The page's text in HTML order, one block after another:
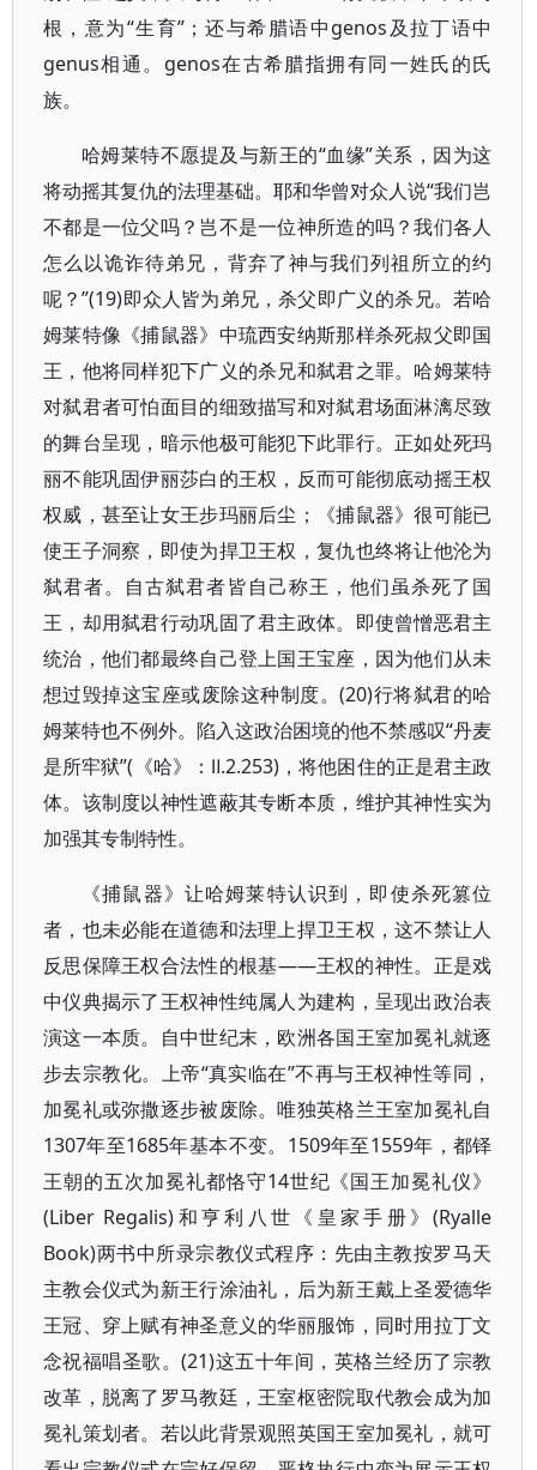
根，意为“生育”；还与希腊语中genos及拉丁语中
genus相通。genos在古希腊指拥有同一姓氏的氏
族。
哈姆莱特不愿提及与新王的“血缘”关系，因为这
将动摇其复仇的法理基础。耶和华曾对众人说“我们岂
不都是一位父吗？岂不是一位神所造的吗？我们各人
怎么以诡诈待弟兄，背弃了神与我们列祖所立的约
呢？”(19)即众人皆为弟兄，杀父即广义的杀兄。若哈
姆莱特像《捕鼠器》中琉西安纳斯那样杀死叔父即国
王，他将同样犯下广义的杀兄和弑君之罪。哈姆莱特
对弑君者可怕面目的细致描写和对弑君场面淋漓尽致
的舞台呈现，暗示他极可能犯下此罪行。正如处死玛
丽不能巩固伊丽莎白的王权，反而可能彻底动摇王权
权威，甚至让女王步玛丽后尘；《捕鼠器》很可能已
使王子洞察，即使为捍卫王权，复仇也终将让他沦为
弑君者。自古弑君者皆自己称王，他们虽杀死了国
王，却用弑君行动巩固了君主政体。即使曾憎恶君主
统治，他们都最终自己登上国王宝座，因为他们从未
想过毁掉这宝座或废除这种制度。(20)行将弑君的哈
姆莱特也不例外。陷入这政治困境的他不禁感叹“丹麦
是所牢狱”(《哈》：Ⅱ.2.253)，将他困住的正是君主政
体。该制度以神性遮蔽其专断本质，维护其神性实为
加强其专制特性。
《捕鼠器》让哈姆莱特认识到，即使杀死篡位
者，也未必能在道德和法理上捍卫王权，这不禁让人
反思保障王权合法性的根基——王权的神性。正是戏
中仪典揭示了王权神性纯属人为建构，呈现出政治表
演这一本质。自中世纪末，欧洲各国王室加冕礼就逐
步去宗教化。上帝“真实临在”不再与王权神性等同，
加冕礼或弥撒逐步被废除。唯独英格兰王室加冕礼自
1307年至1685年基本不变。1509年至1559年，都铎
王朝的五次加冕礼都恪守14世纪《国王加冕礼仪》
(Liber Regalis)和亨利八世《皇家手册》(Ryalle
Book)两书中所录宗教仪式程序：先由主教按罗马天
主教会仪式为新王行涂油礼，后为新王戴上圣爱德华
王冠、穿上赋有神圣意义的华丽服饰，同时用拉丁文
念祝福唱圣歌。(21)这五十年间，英格兰经历了宗教
改革，脱离了罗马教廷，王室枢密院取代教会成为加
冕礼策划者。若以此背景观照英国王室加冕礼，就可